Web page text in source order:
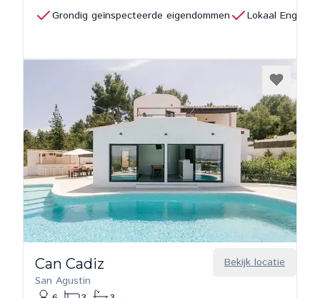
Grondig geïnspecteerde eigendommen Lokaal Engels
Bekijk locatie
Can Cadiz
San Agustin